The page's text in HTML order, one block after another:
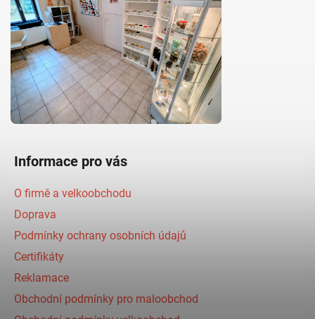
Informace pro vás
O firmě a velkoobchodu
Doprava
Podmínky ochrany osobních údajů
Certifikáty
Reklamace
Obchodní podmínky pro maloobchod